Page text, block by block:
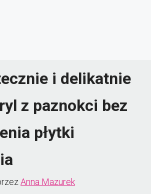
i delikatnie
z paznokci bez
płytki
Anna Mazurek